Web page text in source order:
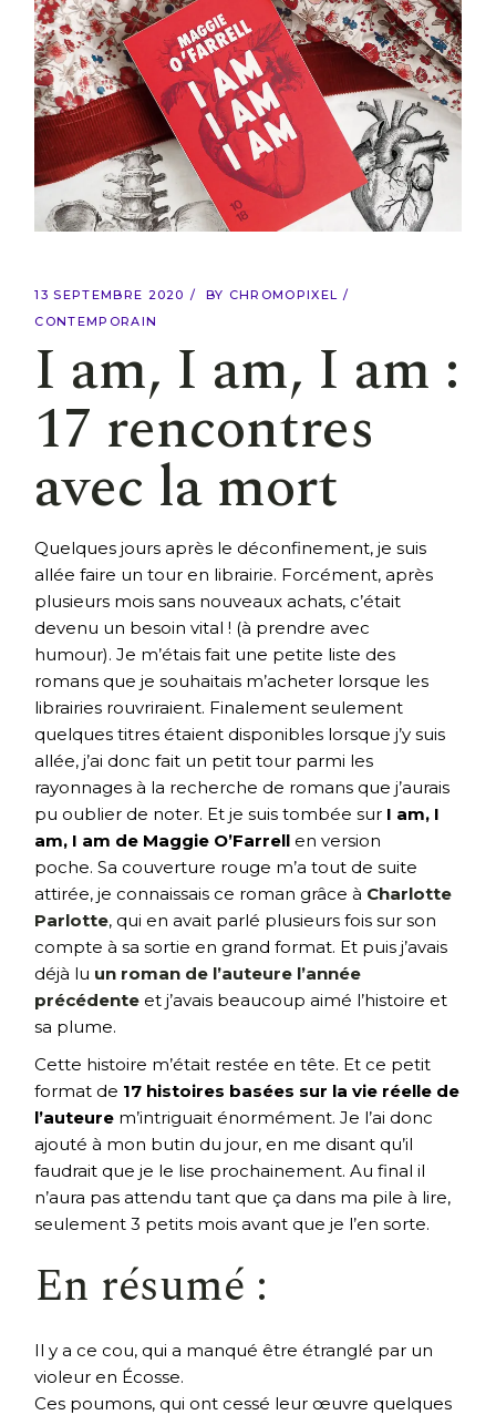
13 SEPTEMBRE 2020 BY CHROMOPIXEL
CONTEMPORAIN
I am, I am, I am :
17 rencontres
avec la mort
Quelques jours après le déconfinement, je suis
allée faire un tour en librairie. Forcément, après
plusieurs mois sans nouveaux achats, c’était
devenu un besoin vital ! (à prendre avec
humour). Je m’étais fait une petite liste des
romans que je souhaitais m’acheter lorsque les
librairies rouvriraient. Finalement seulement
quelques titres étaient disponibles lorsque j’y suis
allée, j’ai donc fait un petit tour parmi les
rayonnages à la recherche de romans que j’aurais
pu oublier de noter. Et je suis tombée sur I am, I
am, I am de Maggie O’Farrell en version
poche. Sa couverture rouge m’a tout de suite
attirée, je connaissais ce roman grâce à Charlotte
Parlotte, qui en avait parlé plusieurs fois sur son
compte à sa sortie en grand format. Et puis j’avais
déjà lu un roman de l’auteure l’année
précédente et j’avais beaucoup aimé l’histoire et
sa plume.
Cette histoire m’était restée en tête. Et ce petit
format de 17 histoires basées sur la vie réelle de
l’auteure m’intriguait énormément. Je l’ai donc
ajouté à mon butin du jour, en me disant qu’il
faudrait que je le lise prochainement. Au final il
n’aura pas attendu tant que ça dans ma pile à lire,
seulement 3 petits mois avant que je l’en sorte.
En résumé :
Il y a ce cou, qui a manqué être étranglé par un
violeur en Écosse.
Ces poumons, qui ont cessé leur œuvre quelques